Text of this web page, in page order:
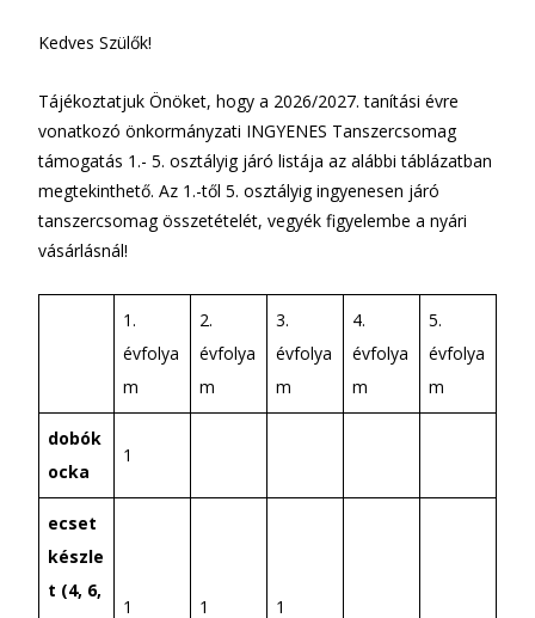
Kedves Szülők!
Tájékoztatjuk Önöket, hogy a 2026/2027. tanítási évre
vonatkozó önkormányzati INGYENES Tanszercsomag
támogatás 1.- 5. osztályig járó listája az alábbi táblázatban
megtekinthető. Az 1.-től 5. osztályig ingyenesen járó
tanszercsomag összetételét, vegyék figyelembe a nyári
vásárlásnál!
1.
évfolya
m
2.
évfolya
m
3.
évfolya
m
4.
évfolya
m
5.
évfolya
m
dobók
ocka
1
ecset
készle
t (4, 6,
1 1 1